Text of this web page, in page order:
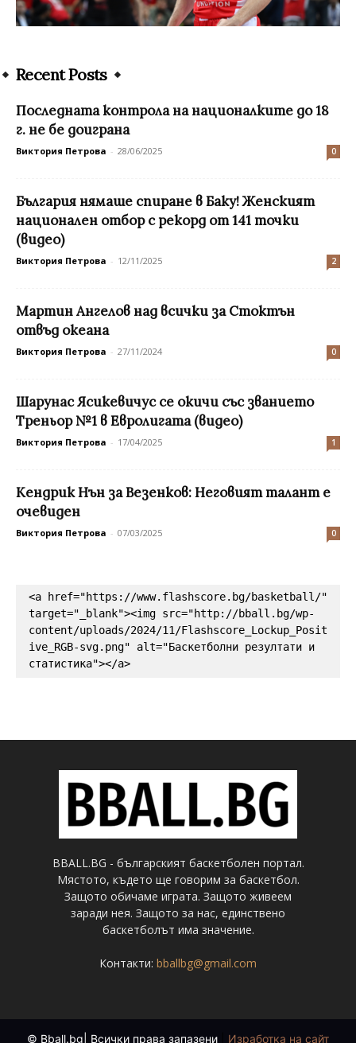
Recent Posts
Последната контрола на националките до 18
г. не бе доиграна
Виктория Петрова - 28/06/2025 0
България нямаше спиране в Баку! Женският
национален отбор с рекорд от 141 точки
(видео)
Виктория Петрова - 12/11/2025 2
Мартин Ангелов над всички за Стоктън
отвъд океана
Виктория Петрова - 27/11/2024 0
Шарунас Ясикевичус се окичи със званието
Треньор №1 в Евролигата (видео)
Виктория Петрова - 17/04/2025 1
Кендрик Нън за Везенков: Неговият талант е
очевиден
Виктория Петрова - 07/03/2025 0
<a href="https://www.flashscore.bg/basketball/"
target="_blank"><img src="http://bball.bg/wp-
content/uploads/2024/11/Flashscore_Lockup_Posit
ive_RGB-svg.png" alt="Баскетболни резултати и
статистика"></a>
BBALL.BG - българският баскетболен портал.
Мястото, където ще говорим за баскетбол.
Защото обичаме играта. Защото живеем
заради нея. Защото за нас, единствено
баскетболът има значение.
Контакти: bballbg@gmail.com
© Bball.bg| Всички права запазени Изработка на сайт